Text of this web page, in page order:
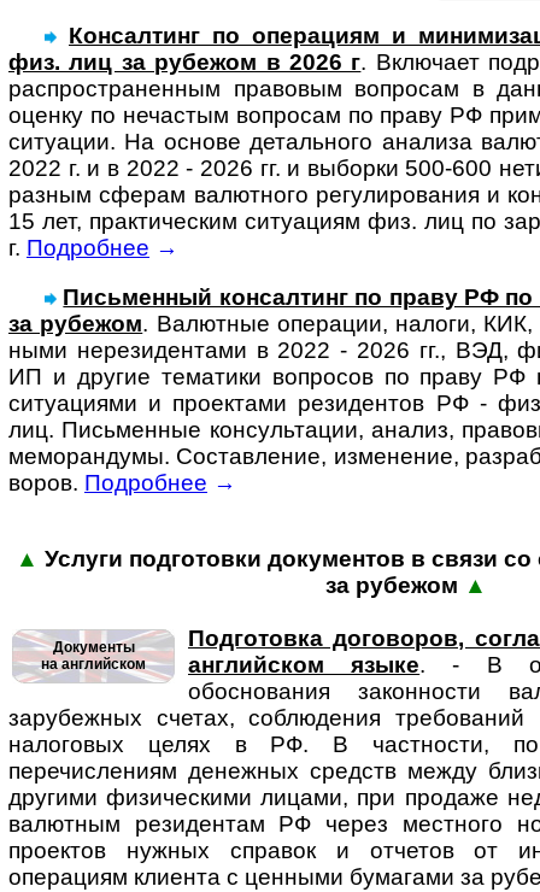
Консалтинг по операциям и
физ. лиц за рубежом в 2026 г. Вклю­чает
рас­про­ст­ра­нен­ным пра­во­вым воп­ро­сам в
оценку по нечас­тым воп­ро­сам по праву РФ
ситу­а­ции. На основе деталь­ного ана­лиза
2022 г. и в 2022 - 2026 гг. и выборки 500-600
раз­ным сфе­рам валют­ного регу­ли­ро­ва­ния и
15 лет, прак­тичес­ким ситу­а­циям физ. лиц по
г. Подробнее →
Письменный консал­тинг по праву РФ по
за ру­бе­жом. Ва­лют­ные опера­ции, налоги,
ными нере­зи­ден­тами в 2022 - 2026 гг., ВЭД,
ИП и другие тематики во­п­ро­сов по праву РФ
ситу­аци­ями и проек­тами рези­дентов РФ -
лиц. Пись­мен­ные кон­суль­та­ции, анализ,
ме­мо­ран­ду­мы. Состав­ление, изме­нение,
во­ров. Подробнее →
▲ Услуги подготовки доку­мен­тов в связи
за ру­бежом ▲
Документы
на английском
Подготовка договоров,
английском языке. - В
обоснования законности
зарубежных счетах, соблюдения
налоговых целях в РФ. В частности,
перечислениям денежных средств между
другими физическими лицами, при продаже
валютным резидентам РФ через местного
проектов нужных справок и отчетов от
операциям клиента с ценными бумагами за